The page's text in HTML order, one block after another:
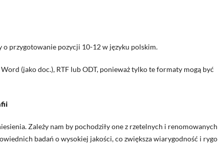
o przygotowanie pozycji 10-12 w języku polskim.
(jako doc.), RTF lub ODT, ponieważ tylko te formaty mogą być
Zależy nam by pochodziły one z rzetelnych i renomowanych
badań o wysokiej jakości, co zwiększa wiarygodność i